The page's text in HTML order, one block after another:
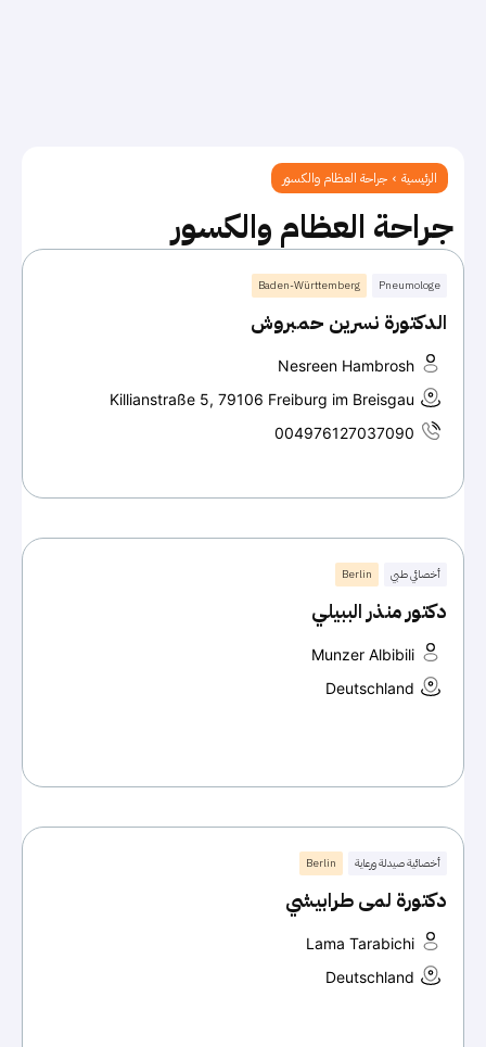
الرئيسية جراحة العظام والكسور
جراحة العظام والكسور
Pneumologe
Baden-Württemberg
الدكتورة نسرين حمبروش
Nesreen Hambrosh
Killianstraße 5, 79106 Freiburg im Breisgau
004976127037090
أخصائي طبي Berlin
دكتور منذر الببيلي
Munzer Albibili
Deutschland
أخصائية صيدلة ورعاية Berlin
دكتورة لمى طرابيشي
Lama Tarabichi
Deutschland